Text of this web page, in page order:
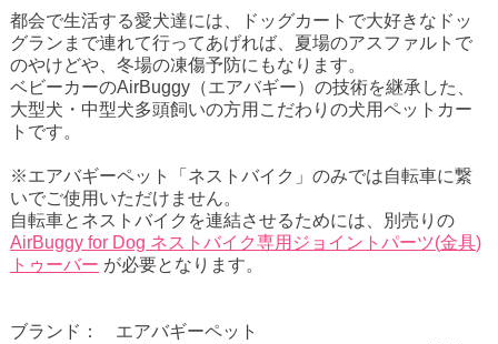
都会で生活する愛犬達には、ドッグカートで大好きなドッ
グランまで連れて行ってあげれば、夏場のアスファルトで
のやけどや、冬場の凍傷予防にもなります。
ベビーカーのAirBuggy（エアバギー）の技術を継承した、
大型犬・中型犬多頭飼いの方用こだわりの犬用ペットカー
ト です。
※エアバギーペット「ネストバイク」のみでは自転車に繋
いでご使用いただけません。
自転車とネストバイクを連結させるためには、別売りの
AirBuggy for Dog ネストバイク専用 ジョイントパーツ(金具)
トゥーバー が必要となります。
ブランド： エアバギーペット